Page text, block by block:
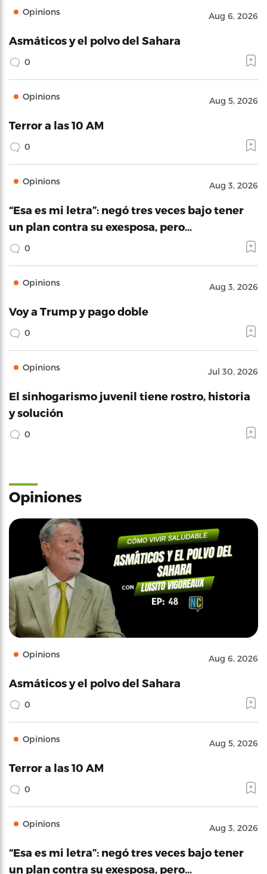
Opinions Aug 6, 2026
Asmáticos y el polvo del Sahara
0
Opinions Aug 5, 2026
Terror a las 10 AM
0
Opinions Aug 3, 2026
“Esa es mi letra”: negó tres veces bajo tener
un plan contra su exesposa, pero…
0
Opinions Aug 3, 2026
Voy a Trump y pago doble
0
Opinions Jul 30, 2026
El sinhogarismo juvenil tiene rostro, historia
y solución
0
Opiniones
Opinions Aug 6, 2026
Asmáticos y el polvo del Sahara
0
Opinions Aug 5, 2026
Terror a las 10 AM
0
Opinions Aug 3, 2026
“Esa es mi letra”: negó tres veces bajo tener
un plan contra su exesposa, pero…